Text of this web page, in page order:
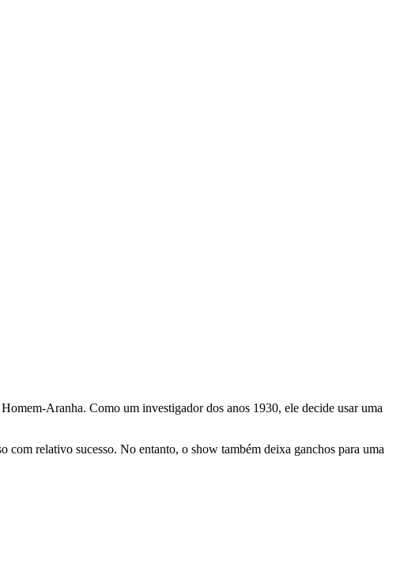
Aranha. Como um investigador dos anos 1930, ele decide usar uma
com relativo sucesso. No entanto, o show também deixa ganchos para uma